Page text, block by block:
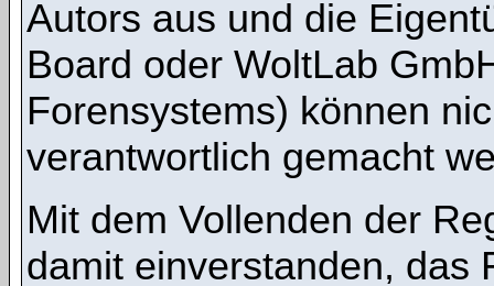
Autors aus und die
Board oder WoltLab
Forensystems) können
verantwortlich gemacht
Mit dem Vollenden der
damit einverstanden, das